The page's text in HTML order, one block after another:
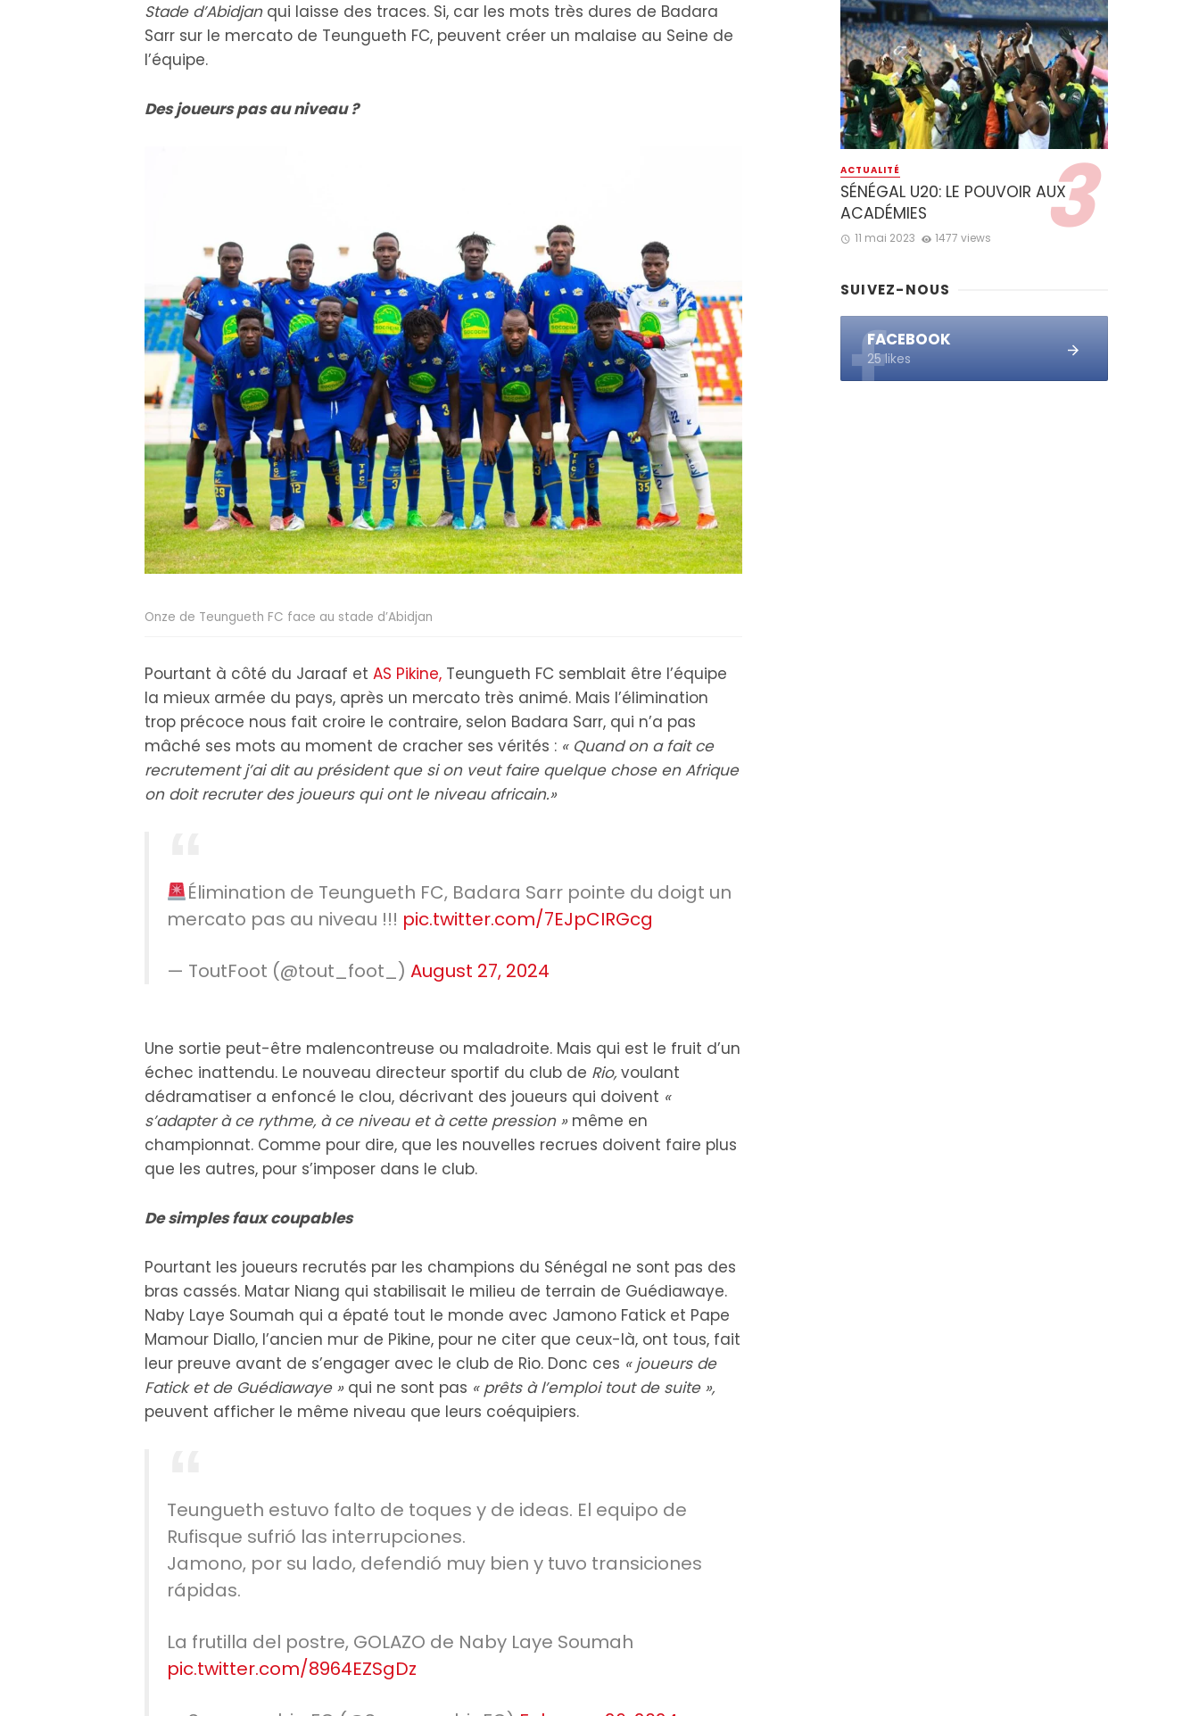
Stade d’Abidjanqui laisse des traces. Si, car les mots très dures de Badara
Sarr sur le mercato de Teungueth FC, peuvent créer un malaise au Seine de
l’équipe.
Des joueurs pas au niveau ?
Onze de Teungueth FC face au stade d’Abidjan
Pourtant à côté du Jaraaf et AS Pikine, Teungueth FC semblait être l’équipe
la mieux armée du pays, après un mercato très animé. Mais l’élimination
trop précoce nous fait croire le contraire, selon Badara Sarr, qui n’a pas
mâché ses mots au moment de cracher ses vérités : « Quand on a fait ce
recrutement j’ai dit au président que si on veut faire quelque chose en Afrique
on doit recruter des joueurs qui ont le niveau africain.»
Élimination de Teungueth FC, Badara Sarr pointe du doigt un
mercato pas au niveau !!! pic.twitter.com/7EJpCIRGcg
— ToutFoot (@tout_foot_) August 27, 2024
Une sortie peut-être malencontreuse ou maladroite. Mais qui est le fruit d’un
échec inattendu. Le nouveau directeur sportif du club de Rio, voulant
dédramatiser a enfoncé le clou, décrivant des joueurs qui doivent «
s’adapter à ce rythme, à ce niveau et à cette pression » même en
championnat. Comme pour dire, que les nouvelles recrues doivent faire plus
que les autres, pour s’imposer dans le club.
De simples faux coupables
Pourtant les joueurs recrutés par les champions du Sénégal ne sont pas des
bras cassés. Matar Niang qui stabilisait le milieu de terrain de Guédiawaye.
Naby Laye Soumah qui a épaté tout le monde avec Jamono Fatick et Pape
Mamour Diallo, l’ancien mur de Pikine, pour ne citer que ceux-là, ont tous, fait
leur preuve avant de s’engager avec le club de Rio. Donc ces « joueurs de
Fatick et de Guédiawaye » qui ne sont pas « prêts à l’emploi tout de suite »,
peuvent afficher le même niveau que leurs coéquipiers.
Teungueth estuvo falto de toques y de ideas. El equipo de
Rufisque sufrió las interrupciones.
Jamono, por su lado, defendió muy bien y tuvo transiciones
rápidas.
La frutilla del postre, GOLAZO de Naby Laye Soumah
pic.twitter.com/8964EZSgDz
ACTUALITÉ
SÉNÉGAL U20: LE POUVOIR AUX
ACADÉMIES
11 mai 2023 1477 views
SUIVEZ-NOUS
FACEBOOK
25 likes